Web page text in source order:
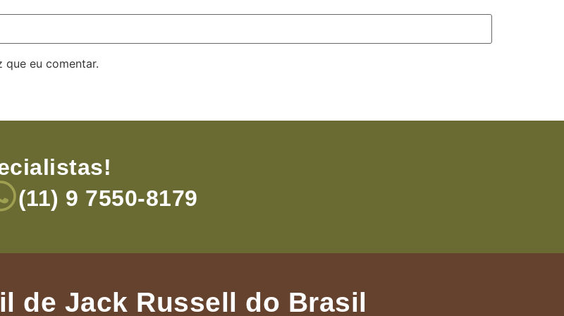
que eu comentar.
(11) 9 7550-8179
de Jack Russell do Brasil